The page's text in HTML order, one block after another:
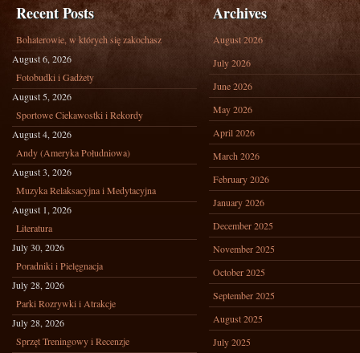
Recent Posts
Bohaterowie, w których się zakochasz
August 6, 2026
Fotobudki i Gadżety
August 5, 2026
Sportowe Ciekawostki i Rekordy
August 4, 2026
Andy (Ameryka Południowa)
August 3, 2026
Muzyka Relaksacyjna i Medytacyjna
August 1, 2026
Literatura
July 30, 2026
Poradniki i Pielęgnacja
July 28, 2026
Parki Rozrywki i Atrakcje
July 28, 2026
Sprzęt Treningowy i Recenzje
Archives
August 2026
July 2026
June 2026
May 2026
April 2026
March 2026
February 2026
January 2026
December 2025
November 2025
October 2025
September 2025
August 2025
July 2025